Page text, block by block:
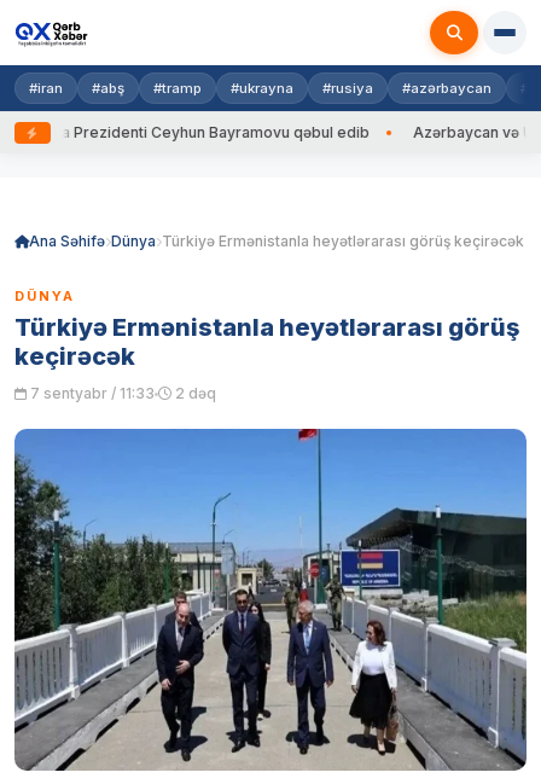
#iran #abş #tramp #ukrayna #rusiya #azərbaycan
Prezidenti Ceyhun Bayramovu qəbul edib Azərbaycan və
Ana Səhifə Dünya Türkiyə Ermənistanla heyətlərarası görüş keçirəcək
DÜNYA
Türkiyə Ermənistanla heyətlərarası görüş
keçirəcək
7 sentyabr / 11:33 2 dəq